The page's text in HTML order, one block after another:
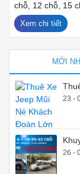
chỗ, 12 chỗ, 15
Xem chi tiết
MỚI
23 -
26 -